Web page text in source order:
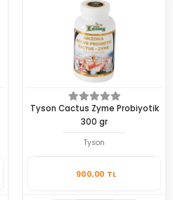
Tyson Cactus Zyme Probiyotik
300 gr
Tyson
900,00 TL